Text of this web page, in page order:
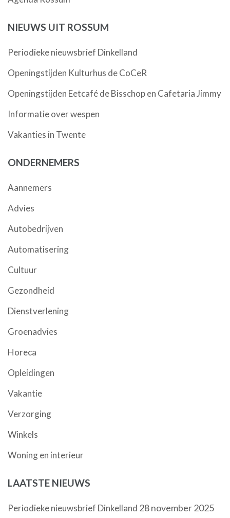
NIEUWS UIT ROSSUM
Periodieke nieuwsbrief Dinkelland
Openingstijden Kulturhus de CoCeR
Openingstijden Eetcafé de Bisschop en Cafetaria Jimmy
Informatie over wespen
Vakanties in Twente
ONDERNEMERS
Aannemers
Advies
Autobedrijven
Automatisering
Cultuur
Gezondheid
Dienstverlening
Groenadvies
Horeca
Opleidingen
Vakantie
Verzorging
Winkels
Woning en interieur
LAATSTE NIEUWS
Periodieke nieuwsbrief Dinkelland 28 november 2025